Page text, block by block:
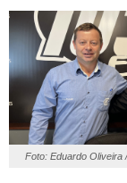
Foto: Eduardo Oliveira